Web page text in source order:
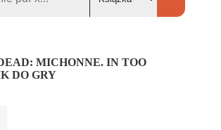
MICHONNE. IN TOO
DO GRY